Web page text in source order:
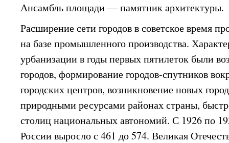
Ансамбль площади — памятник архитектуры.
Расширение сети городов в советское время
на базе промышленного производства.
урбанизации в годы первых пятилеток были
городов, формирование городов-спутников
городских центров, возникновение новых
природными ресурсами районах страны,
столиц национальных автономий. С 1926 по
России выросло с 461 до 574. Великая